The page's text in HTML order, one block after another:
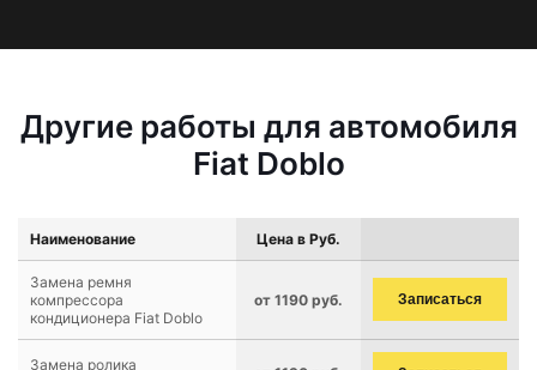
Другие работы для автомобиля
Fiat Doblo
Наименование Цена в Руб.
Замена ремня
компрессора
кондиционера Fiat Doblo
от 1190 руб. Записаться
Замена ролика